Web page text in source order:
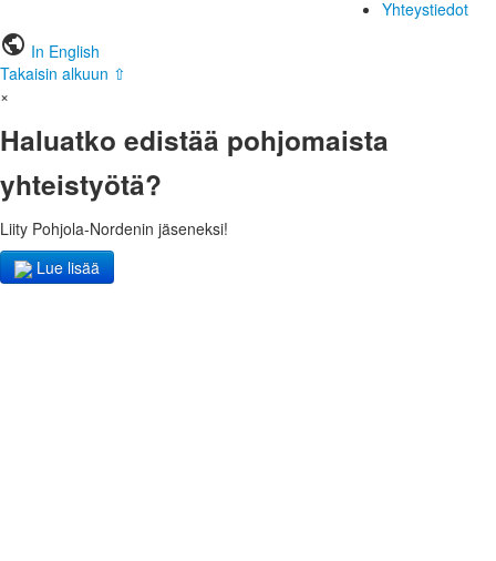
Yhteystiedot
public In English
Takaisin alkuun ⇧
×
Haluatko edistää pohjomaista
yhteistyötä?
Liity Pohjola-Nordenin jäseneksi!
Lue lisää